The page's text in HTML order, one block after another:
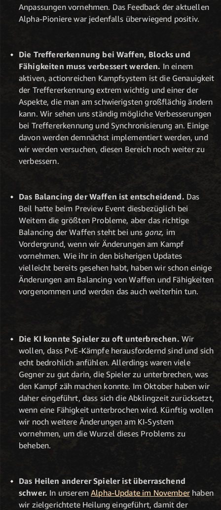
Anpassungen vornehmen. Das Feedback der aktuellen
Alpha-Pioniere war jedenfalls überwiegend positiv.
Die Treffererkennung bei Waffen, Blocks und
Fähigkeiten muss verbessert werden. In einem
aktiven, actionreichen Kampfsystem ist die Genauigkeit
der Treffererkennung extrem wichtig und einer der
Aspekte, die man am schwierigsten großflächig ändern
kann. Wir sehen uns ständig mögliche Verbesserungen
bei Treffererkennung und Synchronisierung an. Einige
davon werden demnächst implementiert werden, und
wir werden versuchen, diesen Bereich noch weiter zu
verbessern.
Das Balancing der Waffen ist entscheidend. Das
Beil hatte beim Preview Event diesbezüglich bei
Weitem die größten Probleme, aber das richtige
Balancing der Waffen steht bei uns ganz, im
Vordergrund, wenn wir Änderungen am Kampf
vornehmen. Wie ihr in den bisherigen Updates
vielleicht bereits gesehen habt, haben wir schon einige
Änderungen am Balancing von Waffen und Fähigkeiten
vorgenommen und werden das auch weiterhin tun.
Die KI konnte Spieler zu oft unterbrechen. Wir
wollen, dass PvE-Kämpfe herausfordernd sind und sich
echt bedrohlich anfühlen. Allerdings waren viele
Gegner zu gut darin, die Spieler zu unterbrechen, was
den Kampf zäh machen konnte. Im Oktober haben wir
daher eingeführt, dass sich die Abklingzeit zurücksetzt,
wenn eine Fähigkeit unterbrochen wird. Künftig wollen
wir noch weitere Änderungen am KI-System
vornehmen, um die Wurzel dieses Problems zu
beheben.
Das Heilen anderer Spieler ist überraschend
schwer. In unseremAlpha-Update im Novemberhaben
wir zielgerichtete Heilung eingeführt, damit der